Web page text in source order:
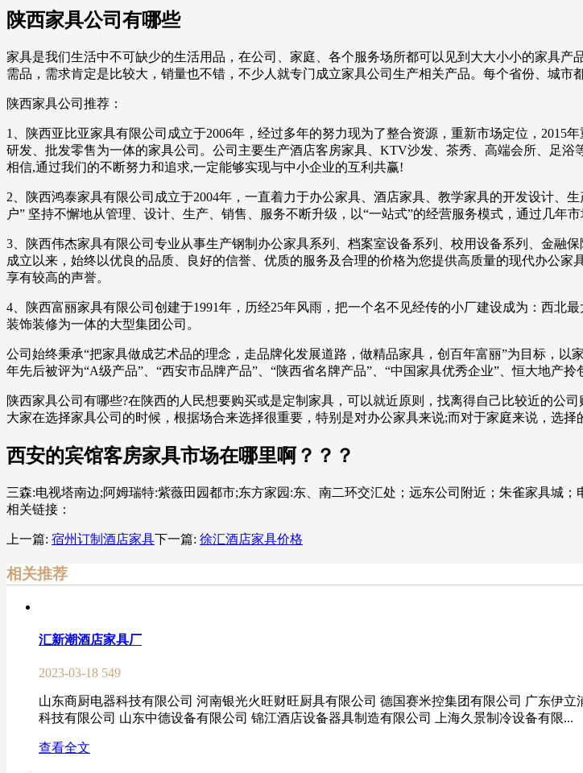
陕西家具公司有哪些
家具是我们生活中不可缺少的生活用品，在公司、家庭、各个服务场所都可以见到大大小小的家具
需品，需求肯定是比较大，销量也不错，不少人就专门成立家具公司生产相关产品。每个省份、城市
陕西家具公司推荐：
1、陕西亚比亚家具有限公司成立于2006年，经过多年的努力现为了整合资源，重新市场定位，2015
研发、批发零售为一体的家具公司。公司主要生产酒店客房家具、KTV沙发、茶秀、高端会所、足
相信,通过我们的不断努力和追求,一定能够实现与中小企业的互利共赢!
2、陕西鸿泰家具有限公司成立于2004年，一直着力于办公家具、酒店家具、教学家具的开发设计、
户” 坚持不懈地从管理、设计、生产、销售、服务不断升级，以“一站式”的经营服务模式，通过几年
3、陕西伟杰家具有限公司专业从事生产钢制办公家具系列、档案室设备系列、校用设备系列、金融
成立以来，始终以优良的品质、良好的信誉、优质的服务及合理的价格为您提供高质量的现代办公
享有较高的声誉。
4、陕西富丽家具有限公司创建于1991年，历经25年风雨，把一个名不见经传的小厂建设成为：西北
装饰装修为一体的大型集团公司。
公司始终秉承“把家具做成艺术品的理念，走品牌化发展道路，做精品家具，创百年富丽”为目标，
年先后被评为“A级产品”、“西安市品牌产品”、“陕西省名牌产品”、“中国家具优秀企业”、恒大地产
陕西家具公司有哪些?在陕西的人民想要购买或是定制家具，可以就近原则，找离得自己比较近的公
大家在选择家具公司的时候，根据场合来选择很重要，特别是对办公家具来说;而对于家庭来说，选择
西安的宾馆客房家具市场在哪里啊？？？
三森:电视塔南边;阿姆瑞特:紫薇田园都市;东方家园:东、南二环交汇处；远东公司附近；朱雀家具城
相关链接：
上一篇: 宿州订制酒店家具下一篇: 徐汇酒店家具价格
相关推荐
汇新潮酒店家具厂
2023-03-18 549
山东商厨电器科技有限公司 河南银光火旺财旺厨具有限公司 德国赛米控集团有限公司 广东伊
科技有限公司 山东中德设备有限公司 锦江酒店设备器具制造有限公司 上海久景制冷设备有限...
查看全文